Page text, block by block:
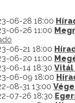
06-28 18:00
06-26 11:00
06-21 18:00
06-20 11:00
06-14 18:30 Vitál
06-09 18:00
08-31 13:00
07-26 18:30